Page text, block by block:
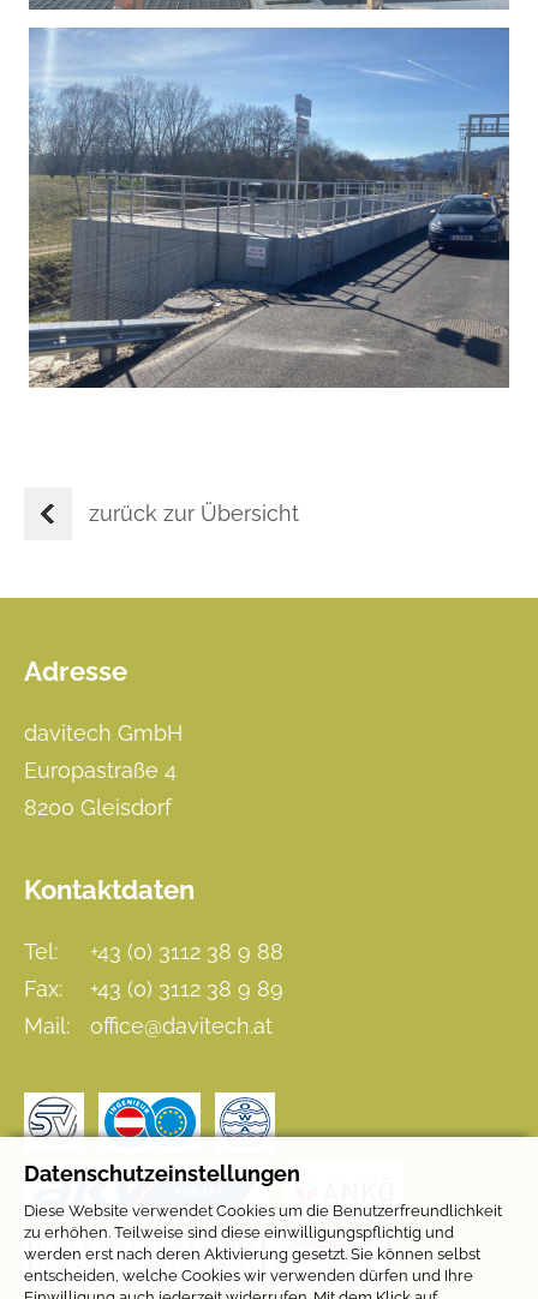
zurück zur Übersicht
Footer
Adresse
davitech GmbH
Europastraße 4
8200 Gleisdorf
Kontaktdaten
Tel:
+43 (0) 3112 38 9 88
Fax:
+43 (0) 3112 38 9 89
Mail:
office@davitech.at
Datenschutzeinstellungen
Diese Website verwendet Cookies um die Benutzerfreundlichkeit
zu erhöhen. Teilweise sind diese einwilligungspflichtig und
werden erst nach deren Aktivierung gesetzt. Sie können selbst
entscheiden, welche Cookies wir verwenden dürfen und Ihre